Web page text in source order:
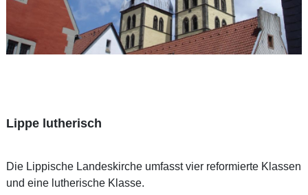
Lippe lutherisch
Die Lippische Landeskirche umfasst vier reformierte Klassen
und eine lutherische Klasse.